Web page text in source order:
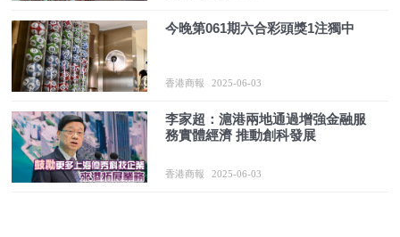
今晚第061期六合彩頭獎1注獨中
香港商報 2025-06-03
李家超：滬港兩地通過增強金融服
務實體經濟 推動創科發展
香港商報 2025-06-03